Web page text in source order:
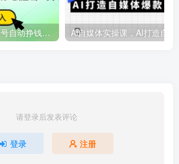
deepseek+AI公众号自动挣钱，轻松月入过W，手机电脑都可做
请登录后发表评论
登录 注册